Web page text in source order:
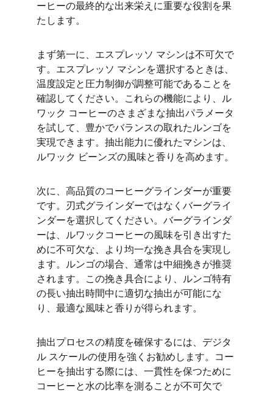
ーヒーの最終的な出来栄えに重要な役割を果
たします。
まず第一に、エスプレッソ マシンは不可欠で
す。エスプレッソ マシンを選択するときは、
温度設定と圧力制御が調整可能であることを
確認してください。これらの機能により、ル
ワック コーヒーのさまざまな抽出パラメータ
を試して、豊かでバランスの取れたルンゴを
実現できます。抽出能力に優れたマシンは、
ルワック ビーンズの風味と香りを高めます。
次に、高品質のコーヒーグラインダーが重要
です。刃式グラインダーではなくバーグライ
ンダーを選択してください。バーグラインダ
ーは、ルワックコーヒーの風味を引き出すた
めに不可欠な、より均一な挽き具合を実現し
ます。ルンゴの場合、通常は中細挽きが推奨
されます。この挽き具合により、ルンゴ特有
の長い抽出時間中に適切な抽出が可能にな
り、最適な風味と香りが得られます。
抽出プロセスの精度を確保するには、デジタ
ル スケールの使用を強くお勧めします。コー
ヒーを抽出する際には、一貫性を保つために
コーヒーと水の比率を測ることが不可欠で